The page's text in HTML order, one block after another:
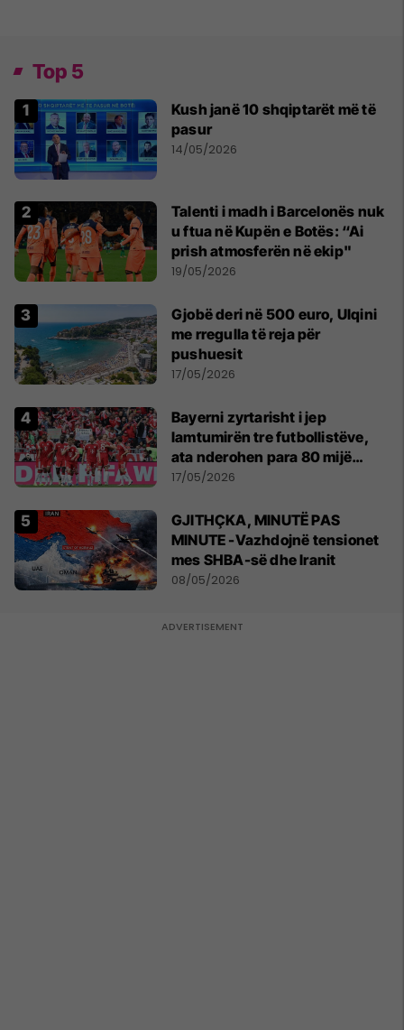
Top 5
Kush janë 10 shqiptarët më të
pasur
14/05/2026
Talenti i madh i Barcelonës nuk
u ftua në Kupën e Botës: “Ai
prish atmosferën në ekip"
19/05/2026
Gjobë deri në 500 euro, Ulqini
me rregulla të reja për
pushuesit
17/05/2026
Bayerni zyrtarisht i jep
lamtumirën tre futbollistëve,
ata nderohen para 80 mijë
tifozëve
17/05/2026
GJITHÇKA, MINUTË PAS
MINUTE -Vazhdojnë tensionet
mes SHBA-së dhe Iranit
08/05/2026